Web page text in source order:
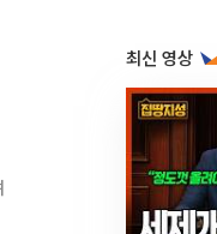
최신 영상